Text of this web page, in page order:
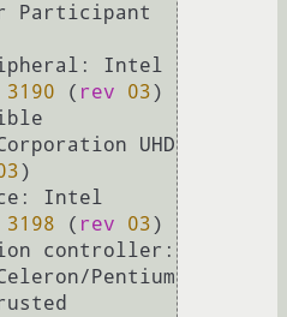
Participant
Intel
3190 ( rev 03
UHD
Intel
3198 ( rev 03
controller:
Pentium